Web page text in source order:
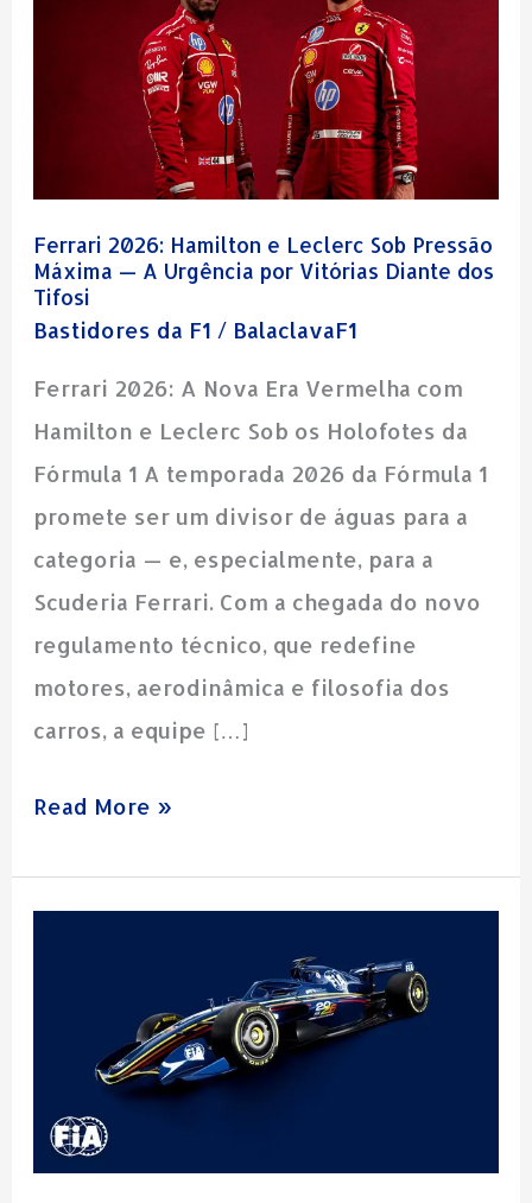
Ferrari 2026: Hamilton e Leclerc Sob Pressão
Máxima — A Urgência por Vitórias Diante dos
Tifosi
Bastidores da F1 / BalaclavaF1
Ferrari 2026: A Nova Era Vermelha com
Hamilton e Leclerc Sob os Holofotes da
Fórmula 1 A temporada 2026 da Fórmula 1
promete ser um divisor de águas para a
categoria — e, especialmente, para a
Scuderia Ferrari. Com a chegada do novo
regulamento técnico, que redefine
motores, aerodinâmica e filosofia dos
carros, a equipe […]
Máxima
—
A
Urgência
por
Vitórias
Diante
dos
Tifosi
Read More »
rivalidades:
Fórmula